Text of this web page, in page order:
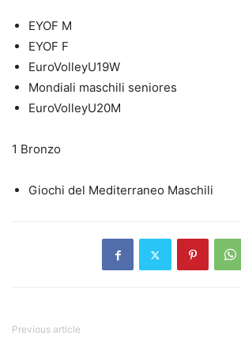
EYOF M
EYOF F
EuroVolleyU19W
Mondiali maschili seniores
EuroVolleyU20M
1 Bronzo
Giochi del Mediterraneo Maschili
Previous article